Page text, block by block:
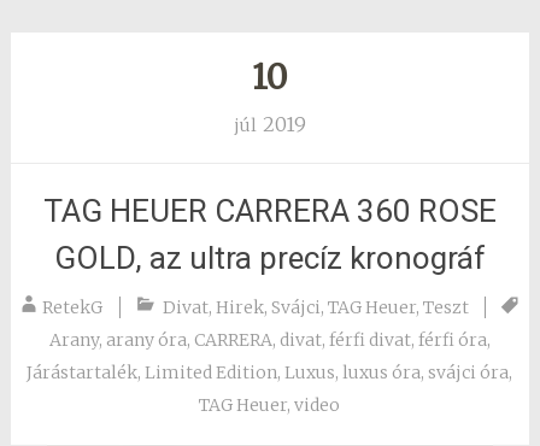
10
júl 2019
TAG HEUER CARRERA 360 ROSE
GOLD, az ultra precíz kronográf
RetekG Divat, Hirek, Svájci, TAG Heuer, Teszt
Arany, arany óra, CARRERA, divat, férfi divat, férfi óra,
Járástartalék,Limited Edition,Luxus,luxus óra,svájci óra,
TAG Heuer,video